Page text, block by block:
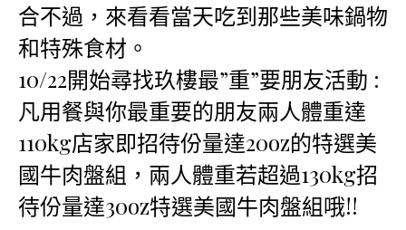
合不過，來看看當天吃到那些美味鍋物
和特殊食材。
10/22開始尋找玖樓最”重”要朋友活動 :
凡用餐與你最重要的朋友兩人體重達
110kg店家即招待份量達20oz的特選美
國牛肉盤組，兩人體重若超過130kg招
待份量達30oz特選美國牛肉盤組哦!!